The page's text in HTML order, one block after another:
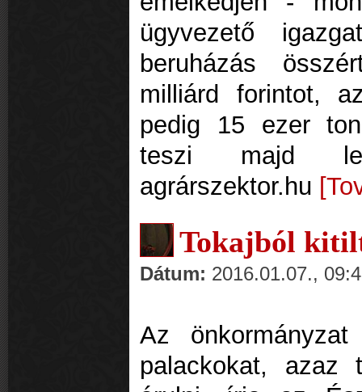
ügyvezető
beruházás
milliárd forintot,
pedig 15 ezer
teszi majd
agrárszektor.hu
Tokajból
Dátum: 2016.01.07.,
Az
palackokat, azaz